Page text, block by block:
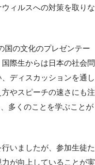
ィルスへの対策を取りな
の文化のプレゼンテー
際生からは日本の社会問
ディスカッションを通し
やスピーチの速さにも注
多くのことを学ぶことが
いましたが、参加生徒た
が向上していることが実